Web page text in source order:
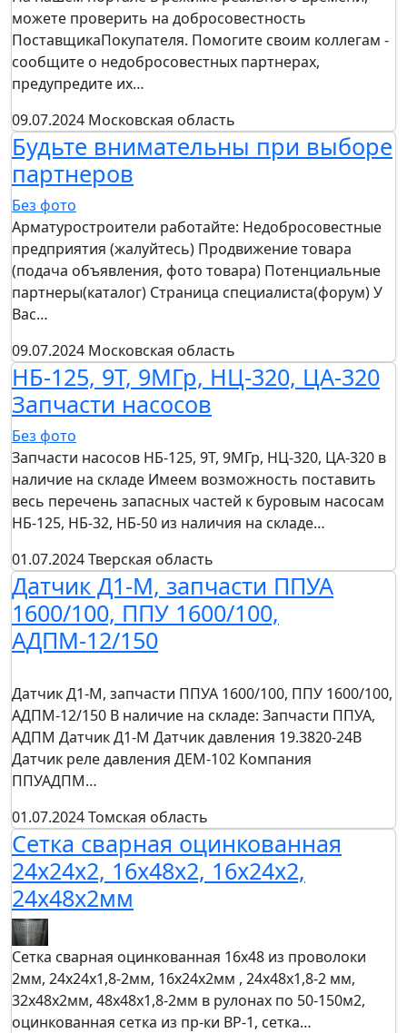
можете проверить на добросовестность
ПоставщикаПокупателя. Помогите своим коллегам -
сообщите о недобросовестных партнерах,
предупредите их…
09.07.2024 Московская область
Будьте внимательны при выборе
партнеров
Без фото
Арматуростроители работайте: Недобросовестные
предприятия (жалуйтесь) Продвижение товара
(подача объявления, фото товара) Потенциальные
партнеры(каталог) Страница специалиста(форум) У
Вас…
09.07.2024 Московская область
НБ-125, 9Т, 9МГр, НЦ-320, ЦА-320
Запчасти насосов
Без фото
Запчасти насосов НБ-125, 9Т, 9МГр, НЦ-320, ЦА-320 в
наличие на складе Имеем возможность поставить
весь перечень запасных частей к буровым насосам
НБ-125, НБ-32, НБ-50 из наличия на складе…
01.07.2024Тверская область
Датчик Д1-М, запчасти ППУА
1600/100, ППУ 1600/100,
АДПМ-12/150
Датчик Д1-М, запчасти ППУА 1600/100, ППУ 1600/100,
АДПМ-12/150 В наличие на складе: Запчасти ППУА,
АДПМ Датчик Д1-М Датчик давления 19.3820-24В
Датчик реле давления ДЕМ-102 Компания
ППУАДПМ…
01.07.2024Томская область
Сетка сварная оцинкованная
24х24х2, 16х48х2, 16х24х2,
24х48х2мм
Сетка сварная оцинкованная 16х48 из проволоки
2мм, 24х24х1,8-2мм, 16х24х2мм , 24х48х1,8-2 мм,
32х48х2мм, 48х48х1,8-2мм в рулонах по 50-150м2,
оцинкованная сетка из пр-ки ВР-1, сетка…